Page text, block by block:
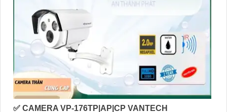
✅ CAMERA VP-176TP|AP|CP VANTECH